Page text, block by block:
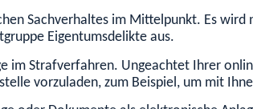
Sachverhaltes im Mittelpunkt. Es
Eigentumsdelikte aus.
im Strafverfahren. Ungeachtet Ihrer
vorzuladen, zum Beispiel, um mit